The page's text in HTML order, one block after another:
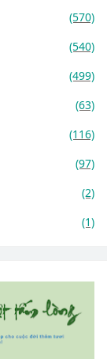
(570)
(540)
(499)
(63)
(116)
(97)
(2)
(1)